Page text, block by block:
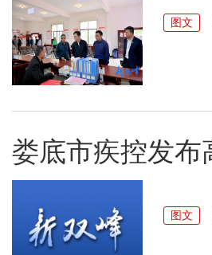
图文
娄底市疾控发布
图文